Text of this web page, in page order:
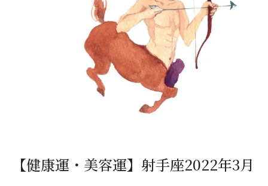
【健康運・美容運】射手座2022年3月